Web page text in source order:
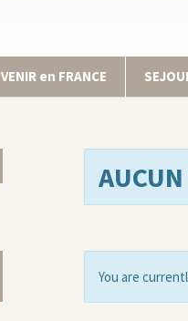
VENIR en FRANCE
You are